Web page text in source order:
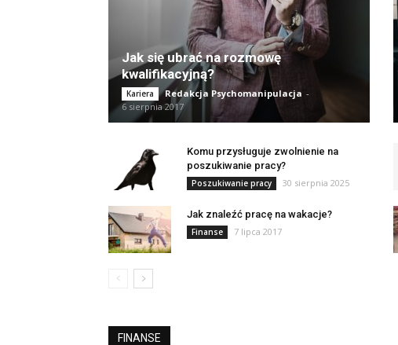
Jak się ubrać na rozmowę
kwalifikacyjną?
Kariera Redakcja Psychomanipulacja -
6 sierpnia 2017
Komu przysługuje zwolnienie na
poszukiwanie pracy?
Poszukiwanie pracy 30 sierpnia 2025
Jak znaleźć pracę na wakacje?
Finanse 7 lipca 2017
FINANSE